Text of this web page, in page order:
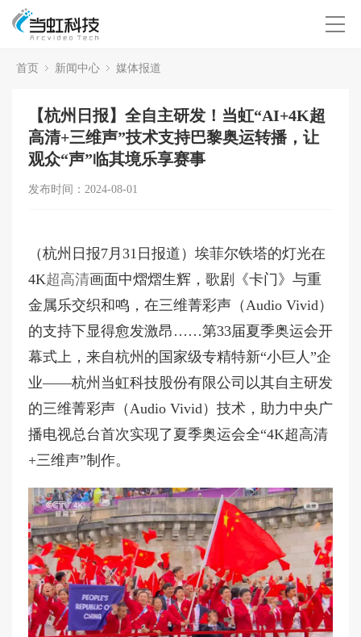
首页 新闻中心 媒体报道
【杭州日报】全自主研发！当虹“AI+4K超
高清+三维声”技术支持巴黎奥运转播，让
观众“声”临其境乐享赛事
发布时间：2024-08-01
（杭州日报7月31日报道）埃菲尔铁塔的灯光在
4K超高清画面中熠熠生辉，歌剧《卡门》与重
金属乐交织和鸣，在三维菁彩声（Audio Vivid）
的支持下显得愈发激昂……第33届夏季奥运会开
幕式上，来自杭州的国家级专精特新“小巨人”企
业——杭州当虹科技股份有限公司以其自主研发
的三维菁彩声（Audio Vivid）技术，助力中央广
播电视总台首次实现了夏季奥运会全“4K超高清
+三维声”制作。